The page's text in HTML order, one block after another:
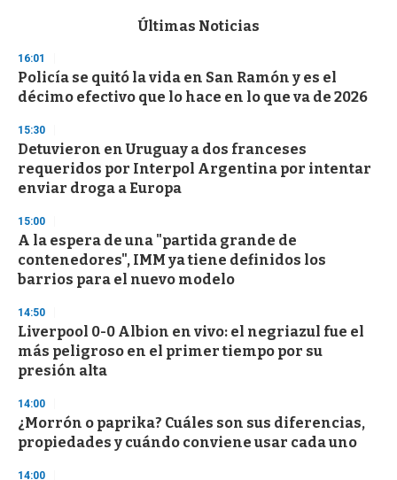
d
s
o
f
3
s
c
o
d
s
Últimas Noticias
16:01
Policía se quitó la vida en San Ramón y es el
décimo efectivo que lo hace en lo que va de 2026
15:30
Detuvieron en Uruguay a dos franceses
requeridos por Interpol Argentina por intentar
enviar droga a Europa
15:00
A la espera de una "partida grande de
contenedores", IMM ya tiene definidos los
barrios para el nuevo modelo
14:50
Liverpool 0-0 Albion en vivo: el negriazul fue el
más peligroso en el primer tiempo por su
presión alta
14:00
¿Morrón o paprika? Cuáles son sus diferencias,
propiedades y cuándo conviene usar cada uno
14:00